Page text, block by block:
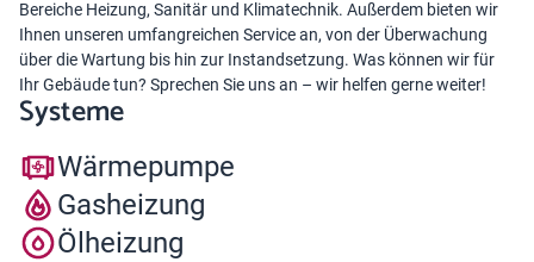
Bereiche Heizung, Sanitär und Klimatechnik. Außerdem bieten wir
Ihnen unseren umfangreichen Service an, von der Überwachung
über die Wartung bis hin zur Instandsetzung. Was können wir für
Ihr Gebäude tun? Sprechen Sie uns an – wir helfen gerne weiter!
Systeme
Wärmepumpe
Gasheizung
Ölheizung